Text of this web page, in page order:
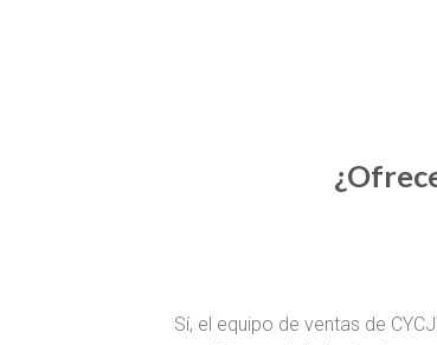
Sí, el equipo de ventas de